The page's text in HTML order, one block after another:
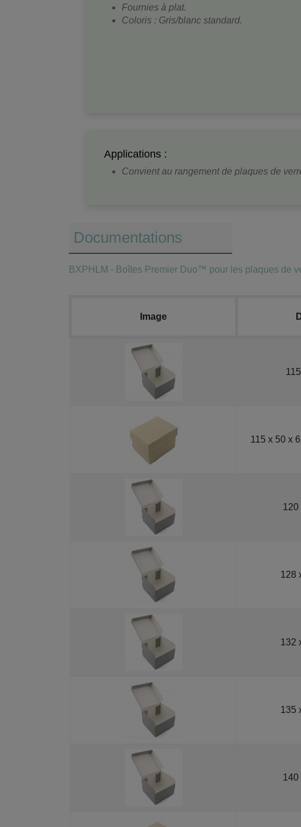
Fournies à plat.
Coloris : Gris/blanc standard.
Applications :
Convient au rangement de plaques de
Documentations
BXPHLM - Boîtes Premier Duo™ pour les plaques de
Image
115 x 50 x
120
128
132
135
140